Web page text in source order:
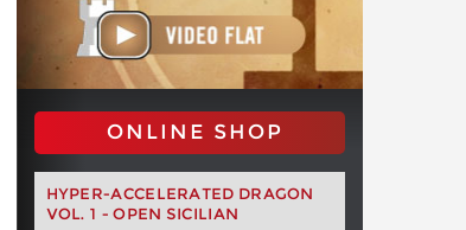
ONLINE SHOP
HYPER-ACCELERATED DRAGON
VOL. 1 - OPEN SICILIAN